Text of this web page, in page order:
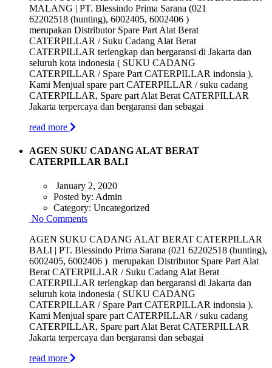
MALANG | PT. Blessindo Prima Sarana (021
62202518 (hunting), 6002405, 6002406 )
merupakan Distributor Spare Part Alat Berat
CATERPILLAR / Suku Cadang Alat Berat
CATERPILLAR terlengkap dan bergaransi di Jakarta dan
seluruh kota indonesia ( SUKU CADANG
CATERPILLAR / Spare Part CATERPILLAR indonsia ).
Kami Menjual spare part CATERPILLAR / suku cadang
CATERPILLAR, Spare part Alat Berat CATERPILLAR
Jakarta terpercaya dan bergaransi dan sebagai
read more
AGEN SUKU CADANG ALAT BERAT
CATERPILLAR BALI
January 2, 2020
Posted by: Admin
Category: Uncategorized
No Comments
AGEN SUKU CADANG ALAT BERAT CATERPILLAR
BALI | PT. Blessindo Prima Sarana (021 62202518 (hunting),
6002405, 6002406 ) merupakan Distributor Spare Part Alat
Berat CATERPILLAR / Suku Cadang Alat Berat
CATERPILLAR terlengkap dan bergaransi di Jakarta dan
seluruh kota indonesia ( SUKU CADANG
CATERPILLAR / Spare Part CATERPILLAR indonsia ).
Kami Menjual spare part CATERPILLAR / suku cadang
CATERPILLAR, Spare part Alat Berat CATERPILLAR
Jakarta terpercaya dan bergaransi dan sebagai
read more